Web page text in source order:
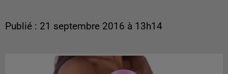
Publié : 21 septembre 2016 à 13h14